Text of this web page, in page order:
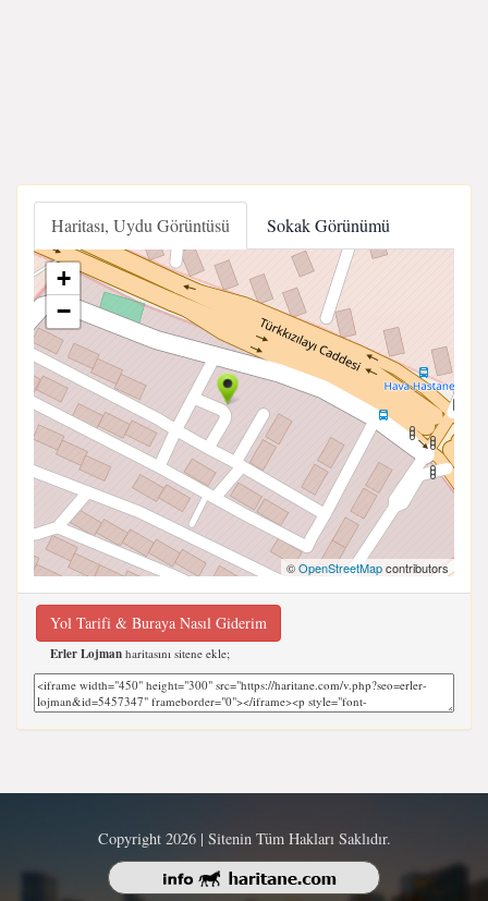
Haritası, Uydu Görüntüsü Sokak Görünümü
+
−
©OpenStreetMapcontributors
Yol Tarifi & Buraya Nasıl Giderim
Erler Lojman haritasını sitene ekle;
Copyright 2026 | Sitenin Tüm Hakları Saklıdır.